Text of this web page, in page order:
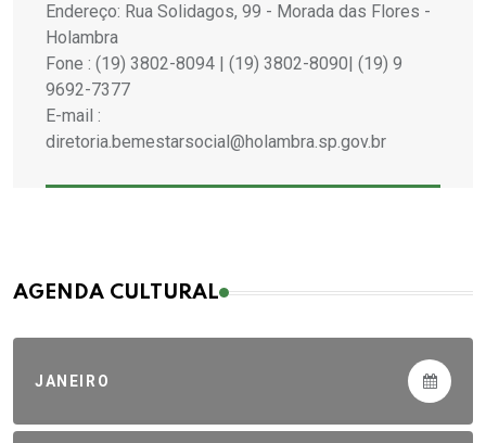
Endereço: Rua Solidagos, 99 - Morada das Flores -
Holambra
Fone : (19) 3802-8094 | (19) 3802-8090| (19) 9
9692-7377
E-mail :
diretoria.bemestarsocial@holambra.sp.gov.br
AGENDA CULTURAL
JANEIRO